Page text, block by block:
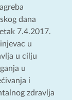
dana
7.4.2017.
u
u cilju
u
i
zdravlja